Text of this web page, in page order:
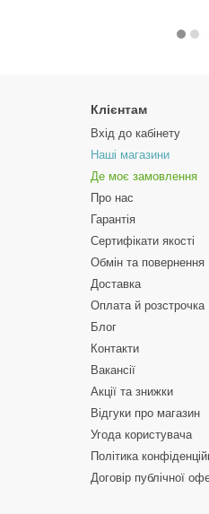
Клієнтам
Вхід до кабінету
Наші магазини
Де моє замовлення
Про нас
Гарантія
Сертифікати якості
Обмін та повернення
Доставка
Оплата й розстрочка
Блог
Контакти
Вакансії
Акції та знижки
Відгуки про магазин
Угода користувача
Політика
Договір публічної